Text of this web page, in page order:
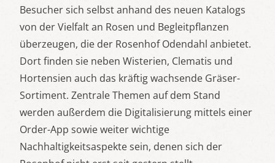
Besucher sich selbst anhand des neuen Katalogs
von der Vielfalt an Rosen und Begleitpflanzen
überzeugen, die der Rosenhof Odendahl anbietet.
Dort finden sie neben Wisterien, Clematis und
Hortensien auch das kräftig wachsende Gräser-
Sortiment. Zentrale Themen auf dem Stand
werden außerdem die Digitalisierung mittels einer
Order-App sowie weiter wichtige
Nachhaltigkeitsaspekte sein, denen sich der